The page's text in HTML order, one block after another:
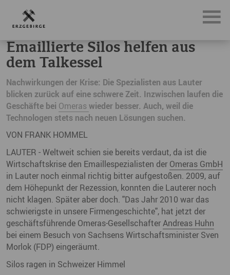
News, Neuigkeiten & Nachrichten aus dem Erzgebirge
Emaillierte Silos helfen aus
dem Talkessel
Nachwirkungen der Krise: Die Spezialisten aus Lauter
blicken zurück auf eine schwere Zeit. Inzwischen laufen die
Geschäfte bei Omeraswieder besser. Auch, weil die
Technologen stets nach neuen Lösungen suchen.
VON FRANK HOMMEL
LAUTER - Weltweit schien sie bereits verdaut, da ist die
Wirtschaftskrise den Emaillespezialisten der Omeras GmbH
in Lauter noch einmal richtig bitter aufgestoßen. 2009, auf
dem Höhepunkt der Rezession, konnten die Lauterer noch
nicht klagen. Später aber doch. "Das Jahr 2010 war das
schwierigste in unsere Firmengeschichte", hat jetzt der
geschäftsführende Omeras-GesellschafterAndreas Huhn
bei einem Besuch von Sachsens Wirtschaftsminister Sven
Morlok (FDP) eingeräumt.
Silos ragen in Schweizer Himmel